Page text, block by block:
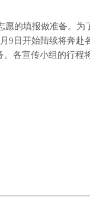
愿的填报做准备。为
月 9 日开始陆续将奔赴
。各宣传小组的行程